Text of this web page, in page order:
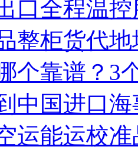
口全程温
整柜货代
个靠谱？3
中国进口
运能运校